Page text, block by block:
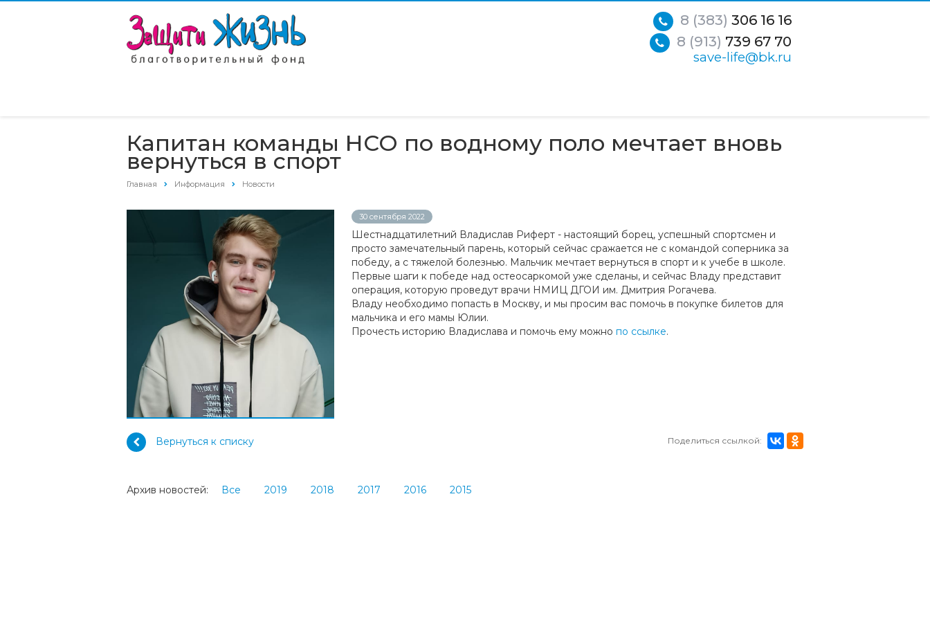
8 (383) 306 16 16
8 (913) 739 67 70
save-life@bk.ru
Капитан команды НСО по водному поло мечтает вновь
вернуться в спорт
Главная Информация Новости
30 сентября 2022
Шестнадцатилетний Владислав Риферт - настоящий борец, успешный спортсмен и
просто замечательный парень, который сейчас сражается не с командой соперника за
победу, а с тяжелой болезнью. Мальчик мечтает вернуться в спорт и к учебе в школе.
Первые шаги к победе над остеосаркомой уже сделаны, и сейчас Владу представит
операция, которую проведут врачи НМИЦ ДГОИ им. Дмитрия Рогачева.
Владу необходимо попасть в Москву, и мы просим вас помочь в покупке билетов для
мальчика и его мамы Юлии.
Прочесть историю Владислава и помочь ему можно по ссылке.
Поделиться ссылкой:
Вернуться к списку
Архив новостей: Все 2019 2018 2017 2016 2015